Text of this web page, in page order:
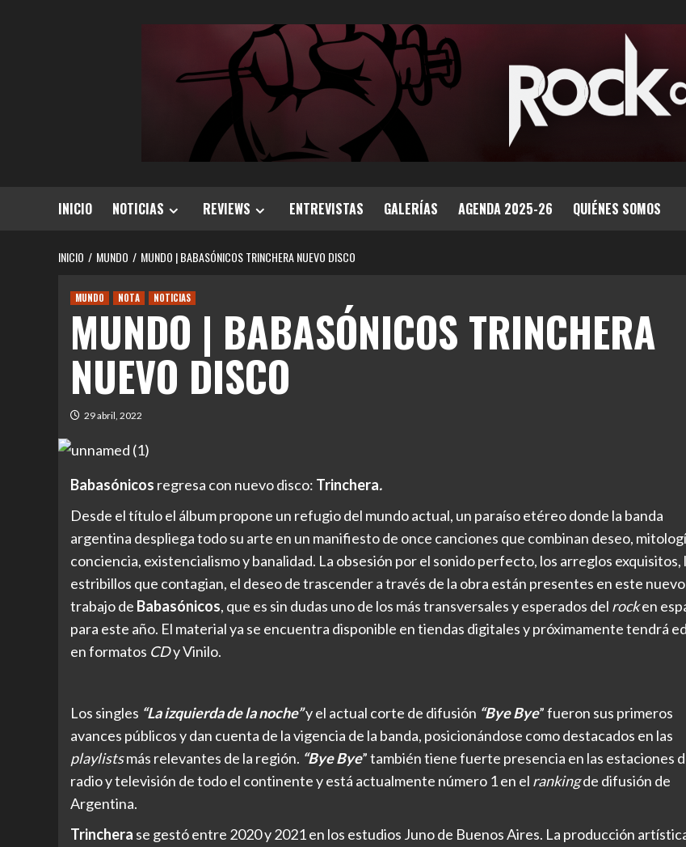
INICIO NOTICIAS REVIEWS ENTREVISTAS GALERÍAS AGENDA 2025-26 QUIÉNES SOMOS
INICIO MUNDO MUNDO | BABASÓNICOS TRINCHERA NUEVO DISCO
MUNDO NOTA NOTICIAS
MUNDO | BABASÓNICOS TRINCHERA
NUEVO DISCO
29 abril, 2022
Babasónicos regresa con nuevo disco: Trinchera.
Desde el título el álbum propone un refugio del mundo actual, un paraíso etéreo donde la banda
argentina despliega todo su arte en un manifiesto de once canciones que combinan deseo,
conciencia, existencialismo y banalidad. La obsesión por el sonido perfecto, los arreglos exquisitos,
estribillos que contagian, el deseo de trascender a través de la obra están presentes en este nuevo
trabajo de Babasónicos, que es sin dudas uno de los más transversales y esperados del rocken
para este año. El material ya se encuentra disponible en tiendas digitales y próximamente tendrá
en formatos CDy Vinilo.
Los singles “La izquierda de la noche”y el actual corte de difusión “Bye Bye” fueron sus primeros
avances públicos y dan cuenta de la vigencia de la banda, posicionándose como destacados en las
playlistsmás relevantes de la región. “Bye Bye” también tiene fuerte presencia en las estaciones
radio y televisión de todo el continente y está actualmente número 1 en el rankingde difusión de
Argentina.
Trinchera se gestó entre 2020 y 2021 en los estudios Juno de Buenos Aires. La producción